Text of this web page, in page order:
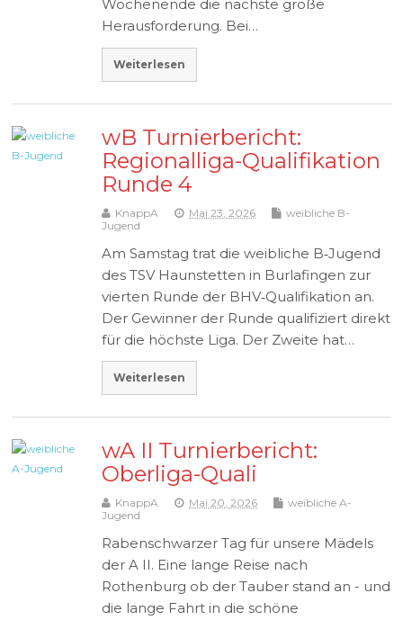
Wochenende die nächste große
Herausforderung. Bei…
Weiterlesen
wB Turnierbericht:
Regionalliga-Qualifikation
Runde 4
KnappA Mai 23, 2026
weibliche B-
Jugend
Am Samstag trat die weibliche B‑Jugend
des TSV Haunstetten in Burlafingen zur
vierten Runde der BHV‑Qualifikation an.
Der Gewinner der Runde qualifiziert direkt
für die höchste Liga. Der Zweite hat…
Weiterlesen
wA II Turnierbericht:
Oberliga-Quali
KnappA Mai 20, 2026
weibliche A-
Jugend
Rabenschwarzer Tag für unsere Mädels
der A II. Eine lange Reise nach
Rothenburg ob der Tauber stand an - und
die lange Fahrt in die schöne